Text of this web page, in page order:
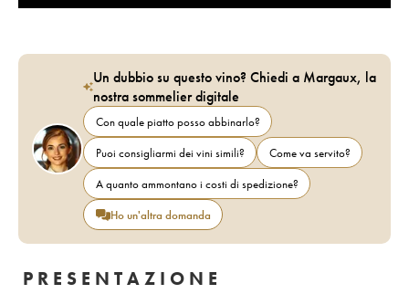
Un dubbio su questo vino? Chiedi a Margaux, la
nostra sommelier digitale
Con quale piatto posso abbinarlo?
Puoi consigliarmi dei vini simili?
Come va servito?
A quanto ammontano i costi di spedizione?
Ho un'altra domanda
PRESENTAZIONE